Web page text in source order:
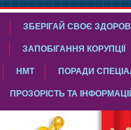
ЗБЕРІГАЙ СВОЄ
ЗАПОБІГАННЯ КОРУПЦІЇ
НМТ ПОРАДИ
ПРОЗОРІСТЬ ТА